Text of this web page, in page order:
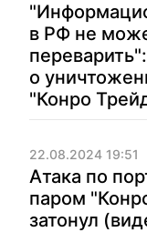
в РФ не
о
"Конро
22.08.2024 19:51
Атака по
паром
затонул